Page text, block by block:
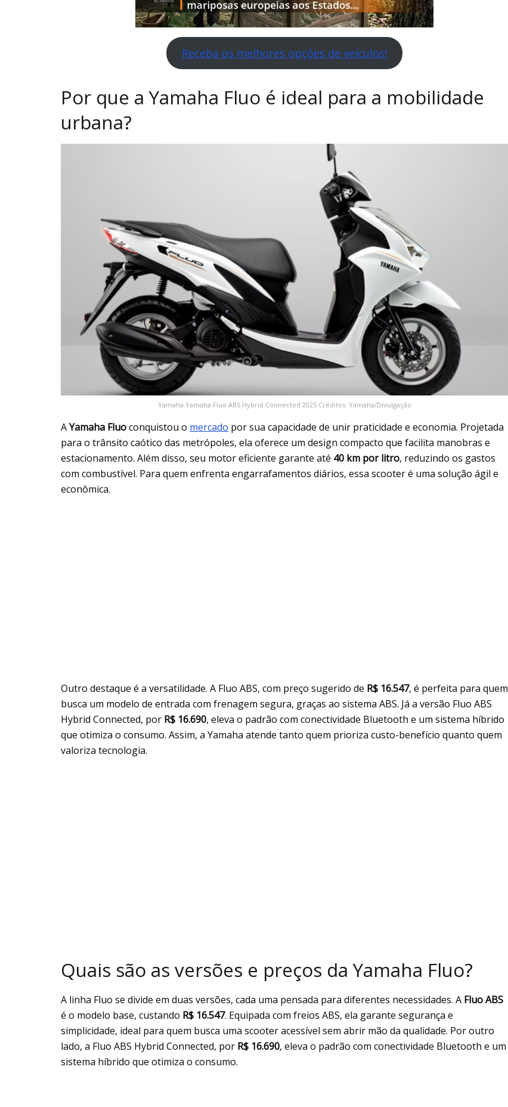
Receba os melhores opções de veículos!
Por que a Yamaha Fluo é ideal para a mobilidade
urbana?
Yamaha Yamaha Fluo ABS Hybrid Connected 2025 Créditos: Yamaha/Divulgação
AYamaha Fluoconquistou o mercado por sua capacidade de unir praticidade e economia. Projetada
para o trânsito caótico das metrópoles, ela oferece um design compacto que facilita manobras e
estacionamento. Além disso, seu motor eficiente garante até 40 km por litro, reduzindo os gastos
com combustível. Para quem enfrenta engarrafamentos diários, essa scooter é uma solução ágil e
econômica.
Outro destaque é a versatilidade. A Fluo ABS, com preço sugerido de R$ 16.547, é perfeita para quem
busca um modelo de entrada com frenagem segura, graças ao sistema ABS. Já a versão Fluo ABS
Hybrid Connected, por R$ 16.690, eleva o padrão com conectividade Bluetooth e um sistema híbrido
que otimiza o consumo. Assim, a Yamaha atende tanto quem prioriza custo-benefício quanto quem
valoriza tecnologia.
Quais são as versões e preços da Yamaha Fluo?
A linha Fluo se divide em duas versões, cada uma pensada para diferentes necessidades. A Fluo ABS
é o modelo base, custando R$ 16.547. Equipada com freios ABS, ela garante segurança e
simplicidade, ideal para quem busca uma scooter acessível sem abrir mão da qualidade. Por outro
lado, a Fluo ABS Hybrid Connected, por R$ 16.690, eleva o padrão com conectividade Bluetooth e um
sistema híbrido que otimiza o consumo.